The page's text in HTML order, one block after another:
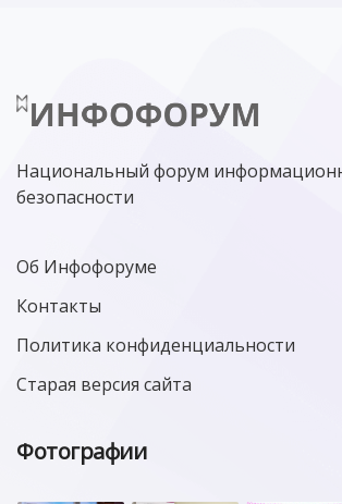
Национальный форум
безопасности
Об Инфофоруме
Контакты
Политика конфиденциальности
Старая версия сайта
Фотографии